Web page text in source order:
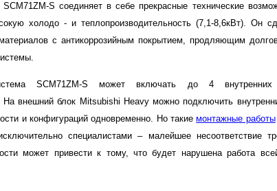
S соединяет в себе прекрасные технические
холодо - и теплопроизводительность (7,1-8,6кВт). Он
с антикоррозийным покрытием, продляющим
SCM71ZM-S может включать до 4 внутренних
внешний блок Mitsubishi Heavy можно подключить
и конфигураций одновременно. Но такиемонтажные работы
специалистами – малейшее несоответствие
может привести к тому, что будет нарушена работа